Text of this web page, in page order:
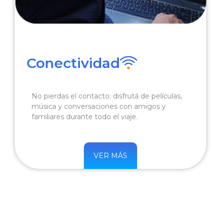
Conectividad
No pierdas el contacto: disfrutá de películas,
música y conversaciones con amigos y
familiares durante todo el viaje.
VER MÁS